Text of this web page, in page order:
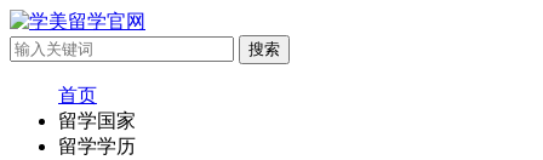
首页
留学国家
留学学历